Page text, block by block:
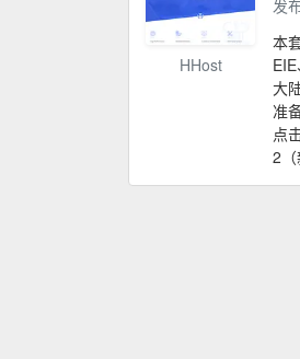
HHost
发
本
大
准
点
2